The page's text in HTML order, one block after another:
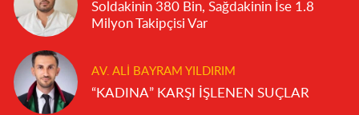
Soldakinin 380 Bin, Sağdakinin İse 1.8
Milyon Takipçisi Var
AV. ALI BAYRAM YILDIRIM
“KADINA” KARŞI İŞLENEN SUÇLAR